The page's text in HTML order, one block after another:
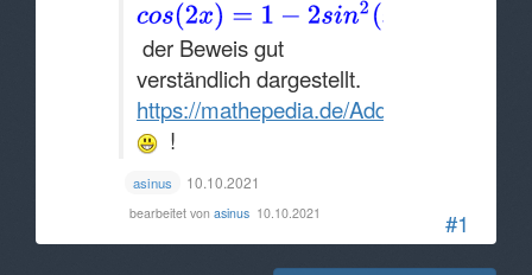
#1
der Beweis gut
verständlich dargestellt.
https://mathepedia.de/
!
asinus 10.10.2021
bearbeitet von asinus 10.10.2021